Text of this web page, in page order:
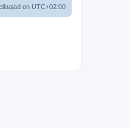
on UTC+02:00